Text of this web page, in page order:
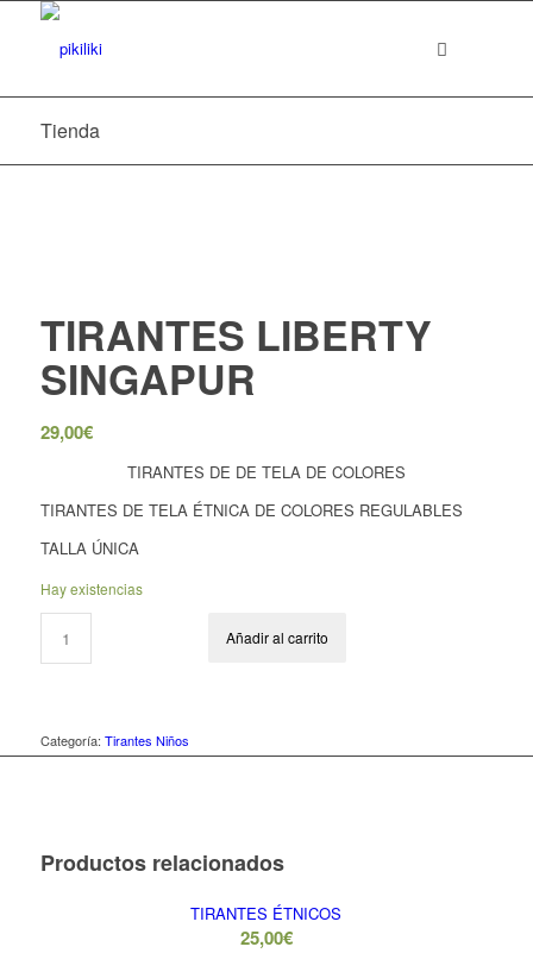
Tienda
TIRANTES LIBERTY
SINGAPUR
29,00€
TIRANTES DE DE TELA DE COLORES
TIRANTES DE TELA ÉTNICA DE COLORES REGULABLES
TALLA ÚNICA
Hay existencias
Añadir al carrito
Categoría: Tirantes Niños
Productos relacionados
TIRANTES ÉTNICOS
25,00€